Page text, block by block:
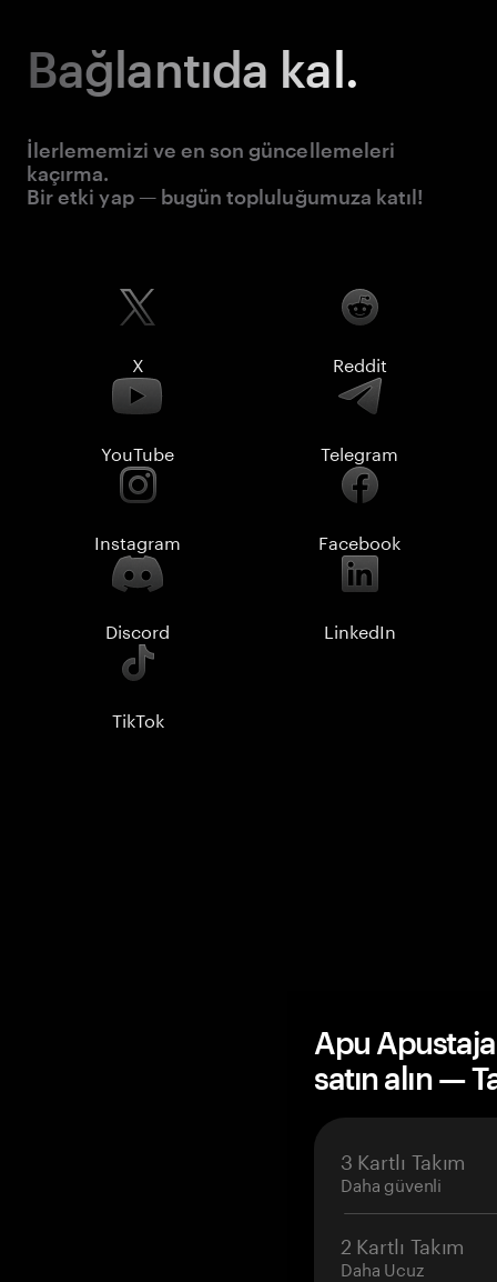
Bağlantıda kal.
İlerlememizi ve en son güncellemeleri
kaçırma.
Bir etki yap — bugün topluluğumuza katıl!
X Reddit
YouTube Telegram
Instagram Facebook
Discord LinkedIn
TikTok
Apu
satın alın —
3 Kartlı Takım
Daha güvenli
2 Kartlı Takım
Daha Ucuz